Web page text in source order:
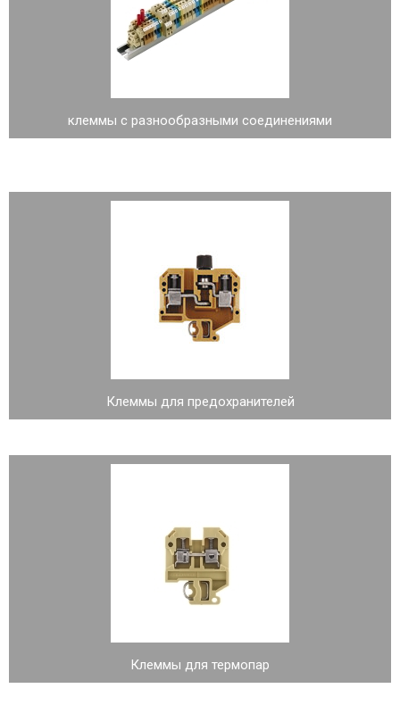
клеммы с разнообразными соединениями
Клеммы для предохранителей
Клеммы для термопар